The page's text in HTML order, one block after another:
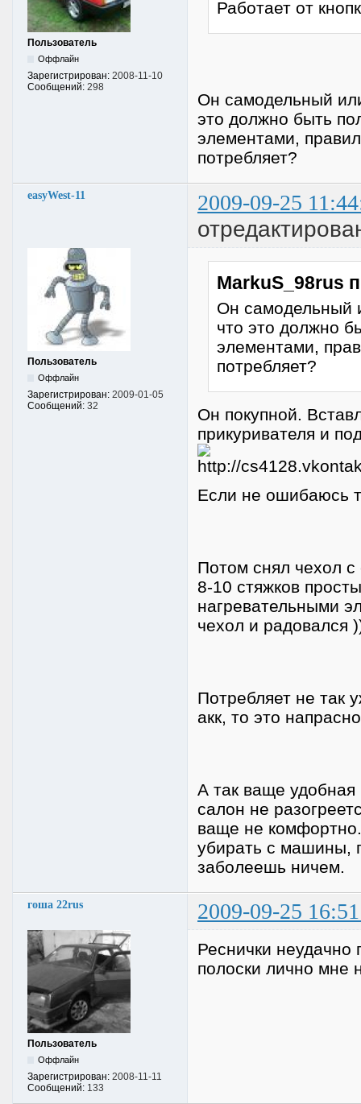
Пользователь
Оффлайн
Зарегистрирован: 2008-11-10
Сообщений: 298
Работает от
Он самодельный
это должно быть
элементами,
потребляет?
easyWest-11 2009-09-25
Пользователь
Оффлайн
Зарегистрирован: 2009-01-05
Сообщений: 32
MarkuS_98rus
Он самодельный
что это должно
элементами,
потребляет?
Он покупной.
прикуривателя и
Если не ошибаюсь
Потом снял чехол
8-10 стяжков
нагревательными
чехол и радовался
Потребляет не так
акк, то это
А так ваще
салон не
ваще не
убирать с машины,
заболеешь ничем.
гоша 22rus 2009-09-25
Пользователь
Оффлайн
Зарегистрирован: 2008-11-11
Сообщений: 133
Реснички неудачно
полоски лично мне